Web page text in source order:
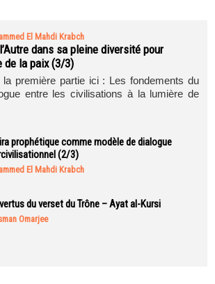
El Mahdi Krabch
dans sa pleine diversité pour
la paix (3/3)
la première partie ici : Les fondements du
entre les civilisations à la lumière de
prophétique comme modèle de dialogue
(2/3)
El Mahdi Krabch
du verset du Trône – Ayat al-Kursi
Omarjee